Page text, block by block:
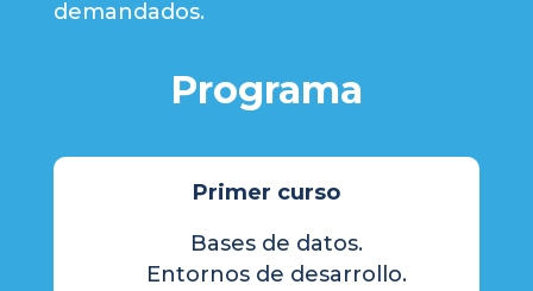
demandados.
Programa
Primer curso
Bases de datos.
Entornos de desarrollo.